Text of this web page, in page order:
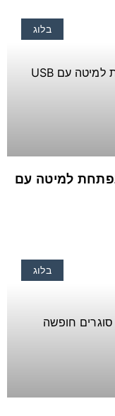
בלוג
למיטה עם
בלוג